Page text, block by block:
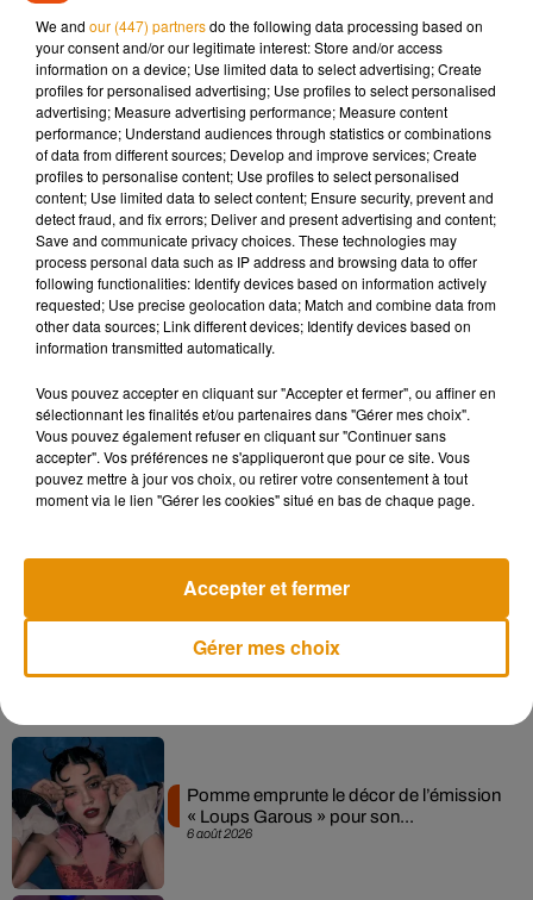
Une fréquentation attendue dans les boutiques du centre-
ville de Poitiers tout de même à nuancervis-à-vis de la crise
sanitaire. En effet, Pierre-Marie Moreau ne peut que
constater que"le Covid complique les choses".
Contexte sanitaire difficile
Contexte sanitaire difficile
Crédit :Contexte sanitaire difficile
Autres facteurs à prendre en compte :le télétravail, la
hausse des factures énergétiques ou encore les ventes
privéesdébutées il a plusieurs jours qui pourraient impacter
les achats durant cette période de promotions.
6 août 2026
Pomme emprunte le décor de l’émission
« Loups Garous » pour son...
We and our (447) partnersdo the following data processing based on
your consent and/or our legitimate interest: Store and/or access
information on a device; Use limited data to select advertising; Create
profiles for personalised advertising; Use profiles to select personalised
advertising; Measure advertising performance; Measure content
performance; Understand audiences through statistics or combinations
of data from different sources; Develop and improve services; Create
profiles to personalise content; Use profiles to select personalised
content; Use limited data to select content; Ensure security, prevent and
detect fraud, and fix errors; Deliver and present advertising and content;
Save and communicate privacy choices. These technologies may
process personal data such as IP address and browsing data to offer
following functionalities: Identify devices based on information actively
requested; Use precise geolocation data; Match and combine data from
other data sources; Link different devices; Identify devices based on
information transmitted automatically.
Vous pouvez accepter en cliquant sur "Accepter et fermer", ou affiner en
sélectionnant les finalités et/ou partenaires dans "Gérer mes choix".
Vous pouvez également refuser en cliquant sur "Continuer sans
accepter". Vos préférences ne s'appliqueront que pour ce site. Vous
pouvez mettre à jour vos choix, ou retirer votre consentement à tout
moment via le lien "Gérer les cookies" situé en bas de chaque page.
Gérer mes choix
Accepter et fermer